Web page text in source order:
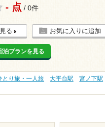
- 点 / 0件
る お気に入りに追加
泊プランを見る
とり旅・一人旅 大平台駅 宮ノ下駅